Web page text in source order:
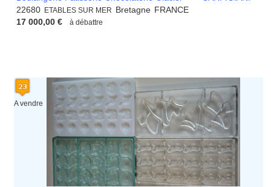
22680
ETABLES SUR MER Bretagne FRANCE
17 000,00 €
à débattre
A vendre